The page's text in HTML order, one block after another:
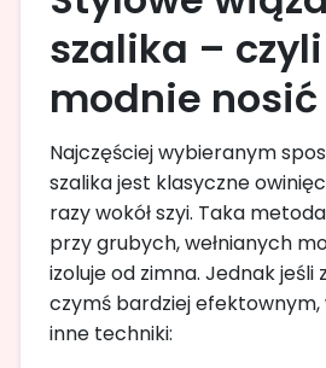
szalika –
modnie
Najczęściej wybieranym
szalika jest klasyczne
razy wokół szyi. Taka
przy grubych, wełnianych
izoluje od zimna. Jednak jeśli
czymś bardziej
inne techniki: